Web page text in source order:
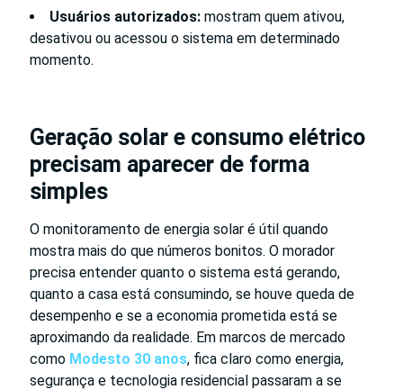
Usuários autorizados: mostram quem ativou,
desativou ou acessou o sistema em determinado
momento.
Geração solar e consumo elétrico
precisam aparecer de forma
simples
O monitoramento de energia solar é útil quando
mostra mais do que números bonitos. O morador
precisa entender quanto o sistema está gerando,
quanto a casa está consumindo, se houve queda de
desempenho e se a economia prometida está se
aproximando da realidade. Em marcos de mercado
como Modesto 30 anos, fica claro como energia,
segurança e tecnologia residencial passaram a se